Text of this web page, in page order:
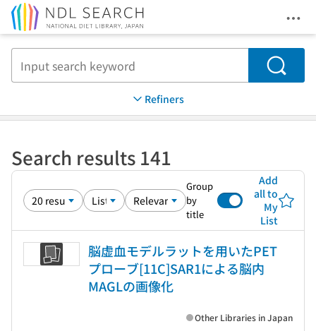
Search
Refiners
Search results 141
Group
by
title
Add
all to
My
List
脳虚血モデルラットを用いたPET
プローブ[11C]SAR1による脳内
MAGLの画像化
Other Libraries in Japan